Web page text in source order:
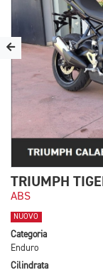
TRIUMPH
ABS
NUOVO
Categoria
Enduro
Cilindrata